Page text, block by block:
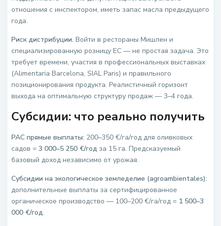
отношения с инспектором, иметь запас масла предыдущего
года.
Риск дистрибуции. Войти в рестораны Мишлен и
специализированную розницу ЕС — не простая задача. Это
требует времени, участия в профессиональных выставках
(Alimentaria Barcelona, SIAL Paris) и правильного
позиционирования продукта. Реалистичный горизонт
выхода на оптимальную структуру продаж — 3–4 года.
Субсидии: что реально получить
PAC прямые выплаты: 200–350 €/га/год для оливковых
садов =3 000–5 250 €/год за 15 га. Предсказуемый
базовый доход независимо от урожая.
Субсидии на экологическое земледелие (agroambientales):
дополнительные выплаты за сертифицированное
органическое производство — 100–200 €/га/год = 1 500–3
000 €/год.